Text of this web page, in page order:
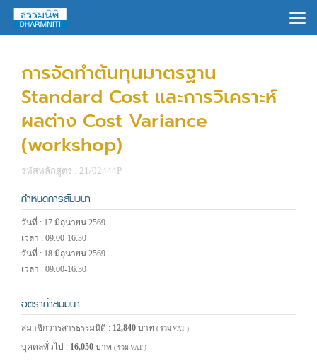
การจัดทำต้นทุนมาตรฐาน
Standard Cost และการวิเคราะห์
ผลต่าง Cost Variance
(workshop)
รหัสหลักสูตร : 21/02444P
กำหนดการสัมมนา
วันที่ : 17 มิถุนายน 2569
เวลา : 09.00-16.30
วันที่ : 18 มิถุนายน 2569
เวลา : 09.00-16.30
อัตราค่าสัมมนา
สมาชิกวารสารธรรมนิติ : 12,840 บาท ( รวม VAT )
บุคคลทั่วไป : 16,050 บาท ( รวม VAT )
×